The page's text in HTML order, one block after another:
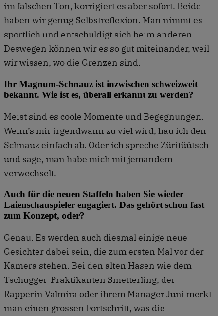
im falschen Ton, korrigiert es aber sofort. Beide
haben wir genug Selbstreflexion. Man nimmt es
sportlich und entschuldigt sich beim anderen.
Deswegen können wir es so gut miteinander, weil
wir wissen, wo die Grenzen sind.
Ihr Magnum-Schnauz ist inzwischen schweizweit
bekannt. Wie ist es, überall erkannt zu werden?
Meist sind es coole Momente und Begegnungen.
Wenn’s mir irgendwann zu viel wird, hau ich den
Schnauz einfach ab. Oder ich spreche Züritüütsch
und sage, man habe mich mit jemandem
verwechselt.
Auch für die neuen Staffeln haben Sie wieder
Laienschauspieler engagiert. Das gehört schon fast
zum Konzept, oder?
Genau. Es werden auch diesmal einige neue
Gesichter dabei sein, die zum ersten Mal vor der
Kamera stehen. Bei den alten Hasen wie dem
Tschugger-Praktikanten Smetterling, der
Rapperin Valmira oder ihrem Manager Juni merkt
man einen grossen Fortschritt, was die